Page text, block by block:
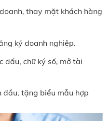
thay mặt khách hàng
ký doanh nghiệp.
dấu, chữ ký số, mở tài
tặng biểu mẫu hợp